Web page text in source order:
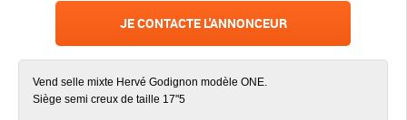
JE CONTACTE L'ANNONCEUR
Vend selle mixte Hervé Godignon modèle ONE.
Siège semi creux de taille 17"5